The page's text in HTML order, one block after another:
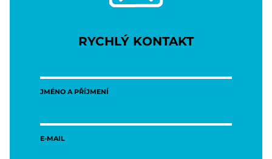
RYCHLÝ KONTAKT
JMÉNO A PŘÍJMENÍ
E-MAIL